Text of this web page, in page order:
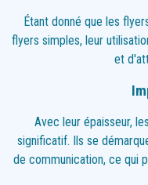
Étant donné que les
flyers simples, leur
et
Avec leur épaisseur,
significatif. Ils se
de communication, ce qui